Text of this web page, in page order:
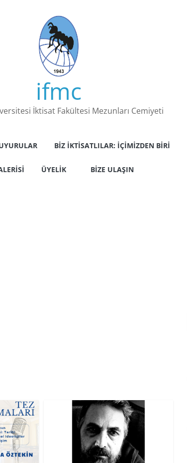
ifmc
İktisat Fakültesi Mezunları Cemiyeti
BIZ İKTISATLILAR: İÇIMIZDEN BIRI
ÜYELIK BIZE ULAŞIN